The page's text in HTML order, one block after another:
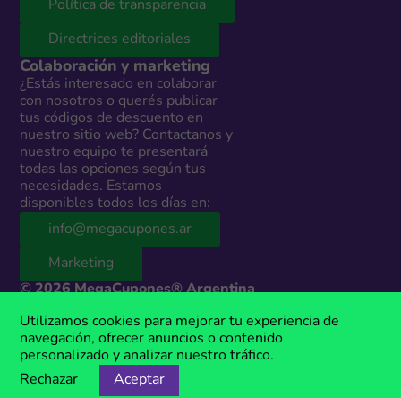
Política de transparencia
Directrices editoriales
Colaboración y marketing
¿Estás interesado en colaborar
con nosotros o querés publicar
tus códigos de descuento en
nuestro sitio web? Contactanos y
nuestro equipo te presentará
todas las opciones según tus
necesidades. Estamos
disponibles todos los días en:
info@megacupones.ar
Marketing
© 2026 MegaCupones® Argentina
Este sitio web contiene enlaces de afiliados a productos y servicios de
terceros. Si realizás una compra a través de estos enlaces, podemos
recibir una comisión sin costo adicional para vos. MegaCupones® es
una marca registrada, propiedad de Anima Media.
Utilizamos cookies para mejorar tu experiencia de
navegación, ofrecer anuncios o contenido
personalizado y analizar nuestro tráfico.
Rechazar
Aceptar